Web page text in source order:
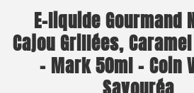
E-liquide Gourmand
Cajou Grillées,
– Mark 50ml – Coin